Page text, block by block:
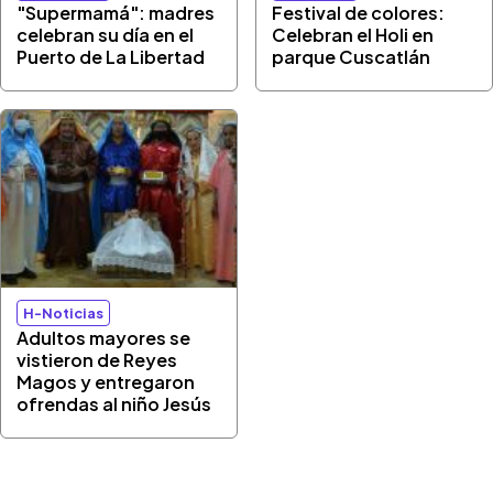
"Supermamá": madres
celebran su día en el
Puerto de La Libertad
Festival de colores:
Celebran el Holi en
parque Cuscatlán
H-Noticias
Adultos mayores se
vistieron de Reyes
Magos y entregaron
ofrendas al niño Jesús